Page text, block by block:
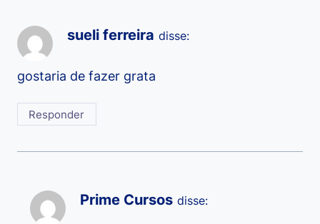
sueli ferreira disse:
gostaria de fazer grata
Responder
Prime Cursos disse: